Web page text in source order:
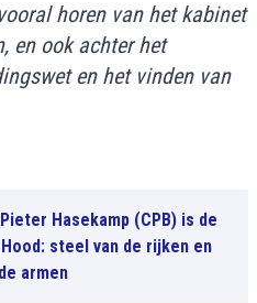
horen van het kabinet
en ook achter het
en het vinden van
Hasekamp (CPB) is de
steel van de rijken en
armen